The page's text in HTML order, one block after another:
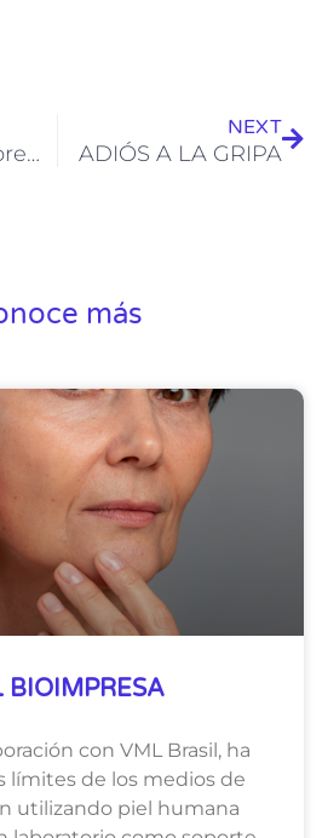
Corona recibe premio internacional de diseño en Estados Unidos
NEXT
ADIÓS A LA GRIPA
más
BIOIMPRESA
con VML Brasil, ha
límites de los medios de
utilizando piel humana